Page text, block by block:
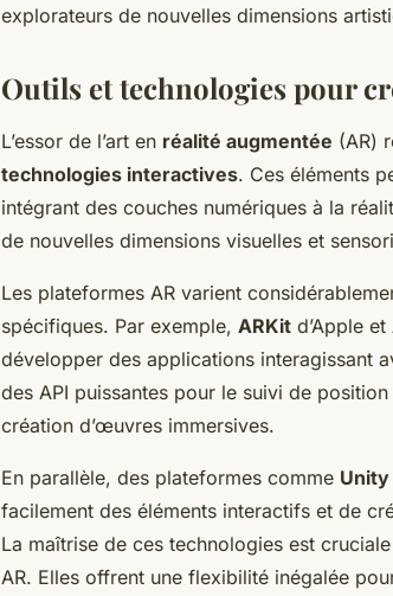
explorateurs de nouvelles dimensions
Outils et technologies pour
L’essor de l’art en réalité augmentée (AR)
technologies interactives. Ces éléments
intégrant des couches numériques à la
de nouvelles dimensions visuelles et
Les plateformes AR varient
spécifiques. Par exemple, ARKit d’Apple et
développer des applications interagissant
des API puissantes pour le suivi de
création d’œuvres immersives.
En parallèle, des plateformes comme Unity
facilement des éléments interactifs et de
La maîtrise de ces technologies est
AR. Elles offrent une flexibilité inégalée